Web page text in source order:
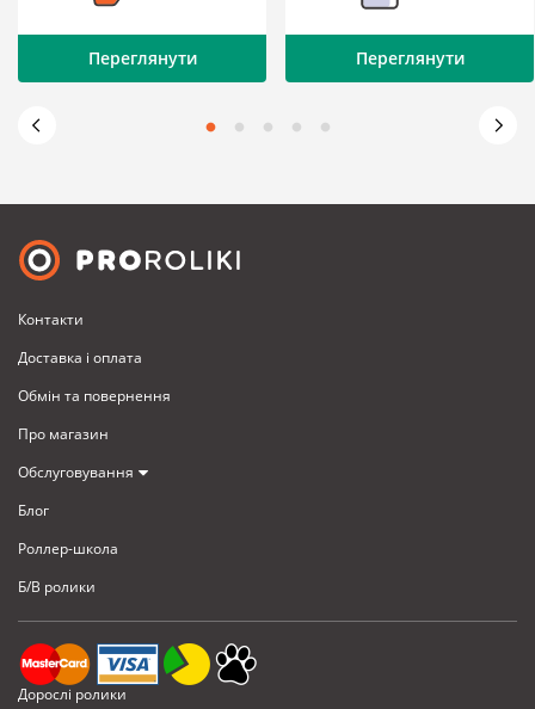
Переглянути Переглянути
Контакти
Доставка i оплата
Обмiн та повернення
Про магазин
Обслуговування
Блог
Роллер-школа
Б/В ролики
Дорослі ролики